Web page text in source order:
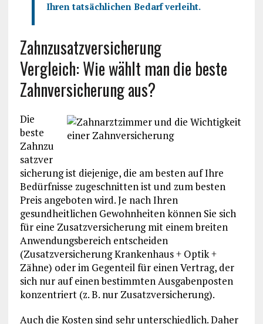
Ihren tatsächlichen Bedarf verleiht.
Zahnzusatzversicherung
Vergleich: Wie wählt man die beste
Zahnversicherung aus?
Die
beste
Zahnzu
satzver
sicherung ist diejenige, die am besten auf Ihre
Bedürfnisse zugeschnitten ist und zum besten
Preis angeboten wird. Je nach Ihren
gesundheitlichen Gewohnheiten können Sie sich
für eine Zusatzversicherung mit einem breiten
Anwendungsbereich entscheiden
(Zusatzversicherung Krankenhaus + Optik +
Zähne) oder im Gegenteil für einen Vertrag, der
sich nur auf einen bestimmten Ausgabenposten
konzentriert (z. B. nur Zusatzversicherung).
Auch die Kosten sind sehr unterschiedlich. Daher